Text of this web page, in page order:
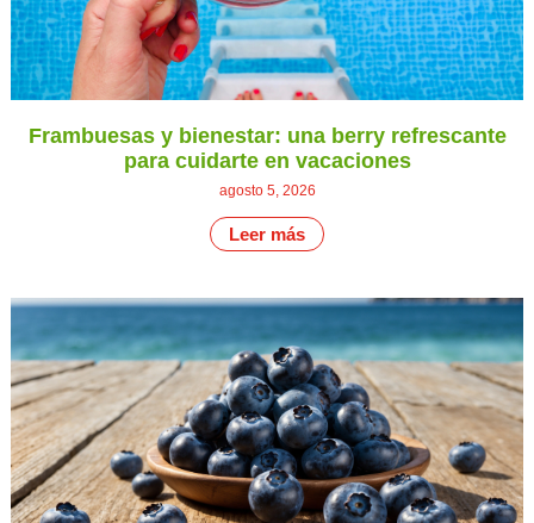
Frambuesas y bienestar: una berry refrescante
para cuidarte en vacaciones
agosto 5, 2026
Leer más